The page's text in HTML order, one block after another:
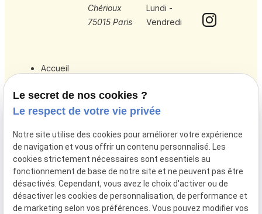
Chérioux
75015 Paris
Lundi -
Vendredi
Accueil
Droit de la famille
Actualités
Honoraires
Contact
Le secret de nos cookies ?
Le respect de votre vie privée
Notre site utilise des cookies pour améliorer votre expérience
de navigation et vous offrir un contenu personnalisé. Les
cookies strictement nécessaires sont essentiels au
fonctionnement de base de notre site et ne peuvent pas être
désactivés. Cependant, vous avez le choix d'activer ou de
désactiver les cookies de personnalisation, de performance et
de marketing selon vos préférences. Vous pouvez modifier vos